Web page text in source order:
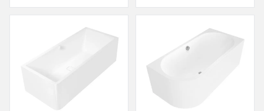
wolnostojąca
przyścienna
175x75x63cm, biały
wolnostojąca
przyścienna
185x85x63cm, biały